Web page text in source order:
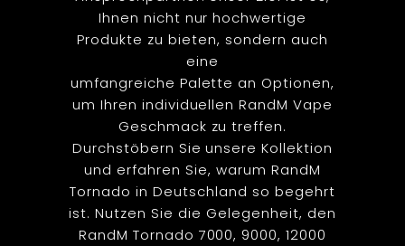
Ihnen nicht nur hochwertige
Produkte zu bieten, sondern auch
eine
umfangreiche Palette an Optionen,
um Ihren individuellen RandM Vape
Geschmack zu treffen.
Durchstöbern Sie unsere Kollektion
und erfahren Sie, warum RandM
Tornado in Deutschland so begehrt
ist. Nutzen Sie die Gelegenheit, den
RandM Tornado 7000, 9000, 12000